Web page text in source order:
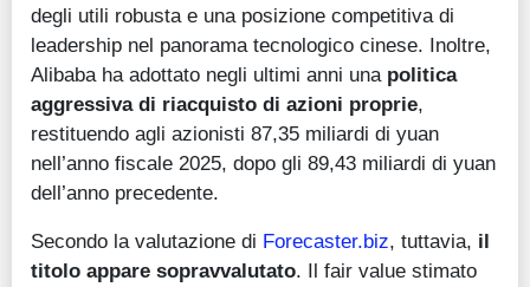
degli utili robusta e una posizione competitiva di
leadership nel panorama tecnologico cinese. Inoltre,
Alibaba ha adottato negli ultimi anni una politica
aggressiva di riacquisto di azioni proprie,
restituendo agli azionisti 87,35 miliardi di yuan
nell’anno fiscale 2025, dopo gli 89,43 miliardi di yuan
dell’anno precedente.
Secondo la valutazione di Forecaster.biz, tuttavia, il
titolo appare sopravvalutato. Il fair value stimato